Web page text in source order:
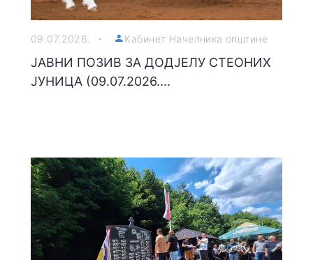
09.07.2026. Кабинет Начелника општине
ЈАВНИ ПОЗИВ ЗА ДОДЈЕЛУ СТЕОНИХ
ЈУНИЦА (09.07.2026....